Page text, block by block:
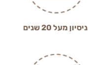
ניסיון מעל 20 שנים